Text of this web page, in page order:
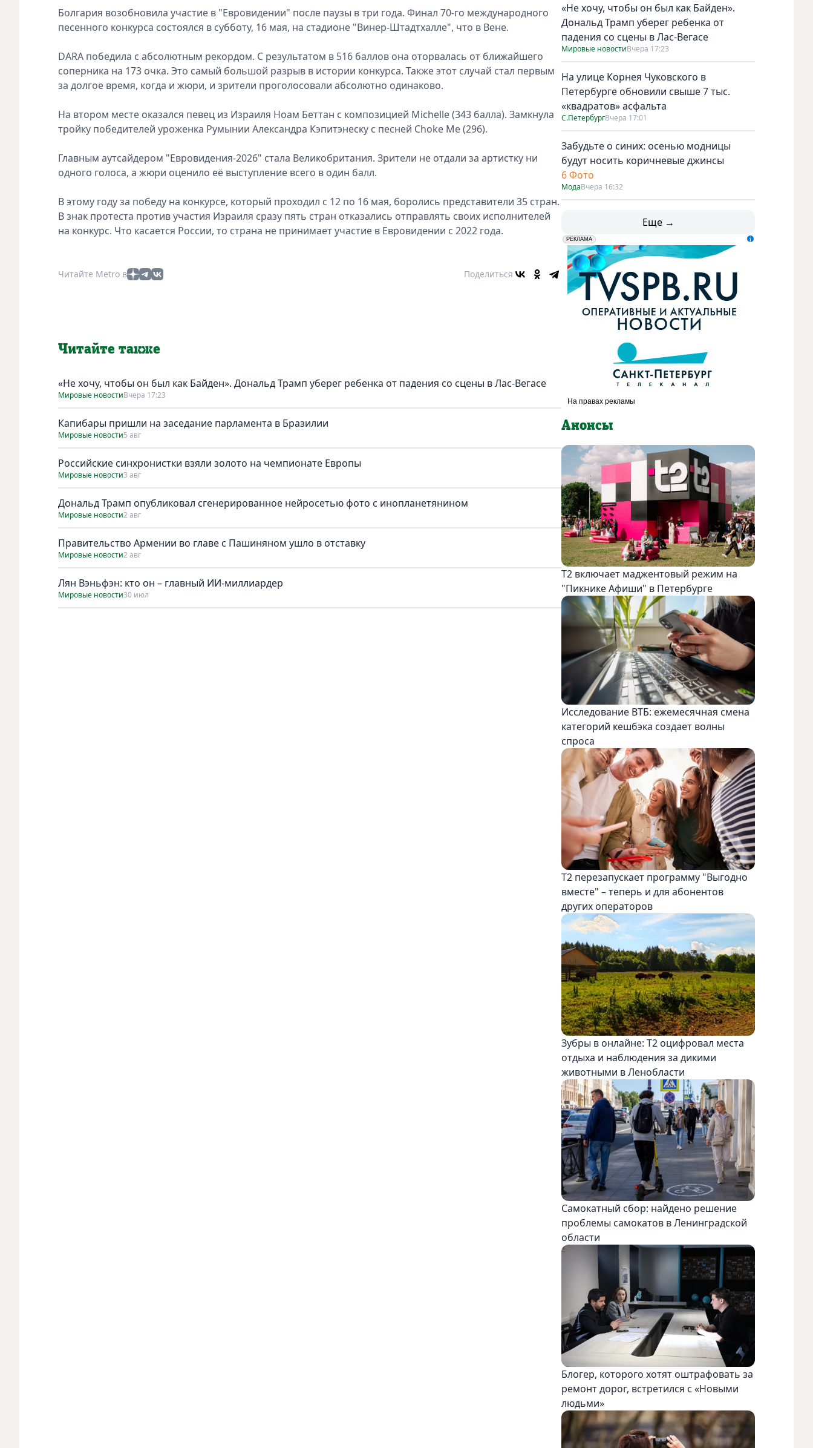
Болгария возобновила участие в "Евровидении" после паузы в три года. Финал 70-го международного
песенного конкурса состоялся в субботу, 16 мая, на стадионе "Винер-Штадтхалле", что в Вене.
DARA победила с абсолютным рекордом. С результатом в 516 баллов она оторвалась от ближайшего
соперника на 173 очка. Это самый большой разрыв в истории конкурса. Также этот случай стал первым
за долгое время, когда и жюри, и зрители проголосовали абсолютно одинаково.
На втором месте оказался певец из Израиля Ноам Беттан с композицией Michelle (343 балла). Замкнула
тройку победителей уроженка Румынии Александра Кэпитэнеску с песней Choke Me (296).
Главным аутсайдером "Евровидения-2026" стала Великобритания. Зрители не отдали за артистку ни
одного голоса, а жюри оценило её выступление всего в один балл.
В этому году за победу на конкурсе, который проходил с 12 по 16 мая, боролись представители 35 стран.
В знак протеста против участия Израиля сразу пять стран отказались отправлять своих исполнителей
на конкурс. Что касается России, то страна не принимает участие в Евровидении с 2022 года.
Читайте Metro в Поделиться
Читайте также
«Не хочу, чтобы он был как Байден». Дональд Трамп уберег ребенка от падения со сцены в Лас-Вегасе
Мировые новостиВчера 17:23
Капибары пришли на заседание парламента в Бразилии
Мировые новости5 авг
Российские синхронистки взяли золото на чемпионате Европы
Мировые новости3 авг
Дональд Трамп опубликовал сгенерированное нейросетью фото с инопланетянином
Мировые новости2 авг
Правительство Армении во главе с Пашиняном ушло в отставку
Мировые новости2 авг
Лян Вэньфэн: кто он – главный ИИ-миллиардер
Мировые новости30 июл
«Не хочу, чтобы он был как Байден».
Дональд Трамп уберег ребенка от
падения со сцены в Лас-Вегасе
Мировые новостиВчера 17:23
На улице Корнея Чуковского в
Петербурге обновили свыше 7 тыс.
«квадратов» асфальта
С.ПетербургВчера 17:01
Забудьте о синих: осенью модницы
будут носить коричневые джинсы
6 Фото
МодаВчера 16:32
Еще →
erid: LdtCK5udn
РЕКЛАМА
АО "ГАТР", ИНН: 7841320717
Анонсы
Т2 включает маджентовый режим на
"Пикнике Афиши" в Петербурге
Исследование ВТБ: ежемесячная смена
категорий кешбэка создает волны
спроса
Т2 перезапускает программу "Выгодно
вместе" – теперь и для абонентов
других операторов
Зубры в онлайне: Т2 оцифровал места
отдыха и наблюдения за дикими
животными в Ленобласти
Самокатный сбор: найдено решение
проблемы самокатов в Ленинградской
области
Блогер, которого хотят оштрафовать за
ремонт дорог, встретился с «Новыми
людьми»